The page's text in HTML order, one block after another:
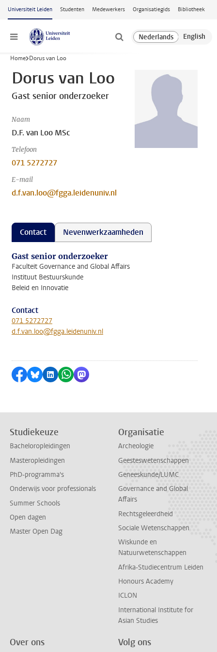
Ga naar hoofdinhoud
Universiteit Leiden Studenten Medewerkers Organisatiegids Bibliotheek
Menu
Home Dorus van Loo
Dorus van Loo
Gast senior onderzoeker
Naam
D.F. van Loo MSc
Telefoon
071 5272727
E-mail
d.f.van.loo@fgga.leidenuniv.nl
Contact Nevenwerkzaamheden
Gast senior onderzoeker
Faculteit Governance and Global Affairs
Instituut Bestuurskunde
Beleid en Innovatie
Contact
071 5272727
d.f.van.loo@fgga.leidenuniv.nl
Delen op Facebook
Delen via Bluesky
Delen op LinkedIn
Delen via WhatsApp
Delen via Mastodon
Studiekeuze
Bacheloropleidingen
Masteropleidingen
PhD-programma's
Onderwijs voor professionals
Summer Schools
Open dagen
Master Open Dag
Organisatie
Archeologie
Geesteswetenschappen
Geneeskunde/LUMC
Governance and Global
Affairs
Rechtsgeleerdheid
Sociale Wetenschappen
Wiskunde en
Natuurwetenschappen
Afrika-Studiecentrum Leiden
Honours Academy
ICLON
International Institute for
Asian Studies
Over ons Volg ons